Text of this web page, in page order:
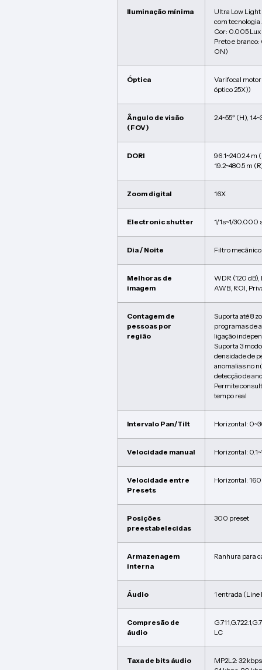
Iluminação mínima
Ultra Low
com tecnologia
Cor: 0.005 Lux
Preto e branco:
ON)
Óptica
Varifocal
óptico 25X))
Ângulo de visão
(FOV)
2.4~55º (H),
DORI
96.1~2402.4 m
19.2~480.5 m
Zoom digital 16X
Electronic shutter 1/1s~1/30.000
Dia / Noite Filtro
Melhoras de
imagem
WDR (120 dB),
AWB, ROI,
Contagem de
pessoas por
região
Suporta até 8
programas de
ligação
Suporta 3
densidade de
anomalias no
detecção de
Permite
tempo real
Intervalo Pan/Tilt Horizontal:
Velocidade manual Horizontal:
Velocidade entre
Presets
Horizontal:
Posições
preestabelecidas
300 preset
Armazenagem
interna
Ranhura para
Áudio 1 entrada (Line
Compresão de
áudio
LC
Taxa de bits áudio
MP2L2: 32